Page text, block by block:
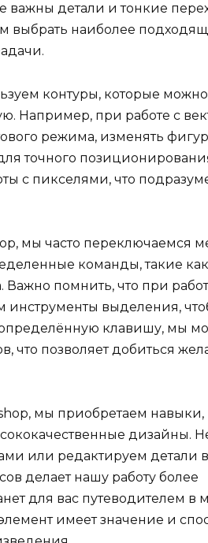
важны детали и тонкие
выбрать наиболее
контуры, которые
Например, при работе с
режима, изменять
точного
с пикселями, что
мы часто переключаемся
команды, такие как
помнить, что при
инструменты выделения,
клавишу, мы
что позволяет добиться
мы приобретаем навыки,
дизайны.
или редактируем детали в
делает нашу работу более
для вас путеводителем в
имеет значение и